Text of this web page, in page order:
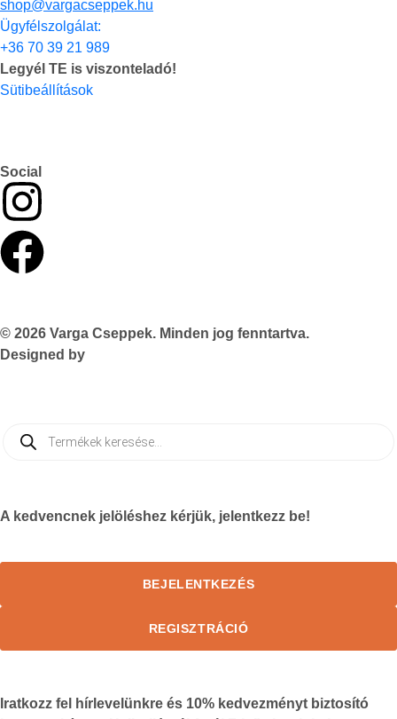
shop@vargacseppek.hu
Ügyfélszolgálat:
+36 70 39 21 989
Legyél TE is viszonteladó!
Sütibeállítások
Social
© 2026 Varga Cseppek. Minden jog fenntartva.
Designed by
A kedvencnek jelöléshez kérjük, jelentkezz be!
BEJELENTKEZÉS
REGISZTRÁCIÓ
Iratkozz fel hírlevelünkre és 10% kedvezményt biztosító